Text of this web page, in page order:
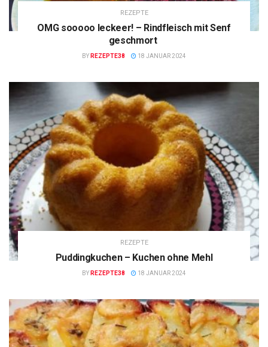
REZEPTE
OMG sooooo leckeer! – Rindfleisch mit Senf
geschmort
BY REZEPTE38 18 JANUAR 2024
REZEPTE
Puddingkuchen – Kuchen ohne Mehl
BY REZEPTE38 18 JANUAR 2024